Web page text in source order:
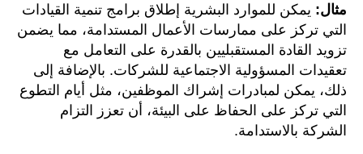
مثال: يمكن للموارد البشرية إطلاق برامج تنمية القيادات
التي تركز على ممارسات الأعمال المستدامة، مما يضمن
تزويد القادة المستقبليين بالقدرة على التعامل مع
تعقيدات المسؤولية الاجتماعية للشركات. بالإضافة إلى
ذلك، يمكن لمبادرات إشراك الموظفين، مثل أيام التطوع
التي تركز على الحفاظ على البيئة، أن تعزز التزام
الشركة بالاستدامة.